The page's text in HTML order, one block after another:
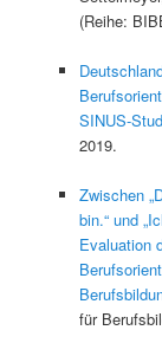
(Reihe:
SINUS-
2019.
Zwischen
bin.“ und
Evaluation
für